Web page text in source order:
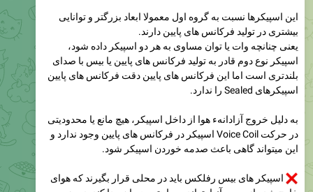
این اسپیکرها نسبت به گروه اول معمولا ابعاد بزرگتر و توانایی
بیشتری در تولید فرکانس های پایین دارند.
یعنی چنانچه وات یا توان مساوی به هر دو اسپیکر داده شود،
اسپیکر نوع دوم قادر به تولید فرکانس های پایین یا بیس با صدای
بلندتری است اما این فرکانس های پایین دقت فرکانس های پایین
اسپیکرهای Sealed را ندارد.
به دلیل خروج آزادانهء هوا از داخل اسپیکر، هیچ مانع یا محدودیتی
در حرکت Voice Coil اسپیکر در فرکانس های پایین وجود ندارد و
این میتواند گاهی باعث صدمه خوردن اسپیکر شود.
اسپیکر های بیس رفلکس باید در محلی قرار بگیرند که هوای